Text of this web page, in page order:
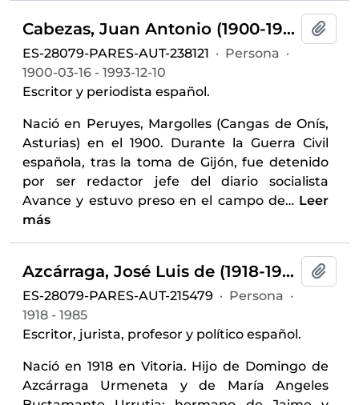
Cabezas, Juan Antonio (1900-1993)
ES-28079-PARES-AUT-238121 · Persona ·
1900-03-16 - 1993-12-10
Escritor y periodista español.
Nació en Peruyes, Margolles (Cangas de Onís,
Asturias) en el 1900. Durante la Guerra Civil
española, tras la toma de Gijón, fue detenido
por ser redactor jefe del diario socialista
Avance y estuvo preso en el campo de… Leer
más
Azcárraga, José Luis de (1918-1985)
ES-28079-PARES-AUT-215479 · Persona ·
1918 - 1985
Escritor, jurista, profesor y político español.
Nació en 1918 en Vitoria. Hijo de Domingo de
Azcárraga Urmeneta y de María Angeles